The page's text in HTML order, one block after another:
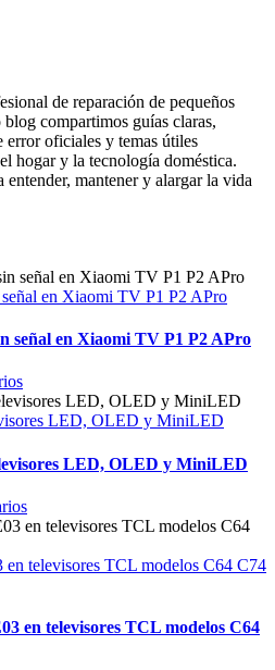
de reparación de pequeños
compartimos guías claras,
error oficiales y temas útiles
hogar y la tecnología doméstica.
mantener y alargar la vida
en Xiaomi TV P1 P2 APro
señal en Xiaomi TV P1 P2 APro
LED, OLED y MiniLED
LED, OLED y MiniLED
televisores TCL modelos C64 C74
en televisores TCL modelos C64